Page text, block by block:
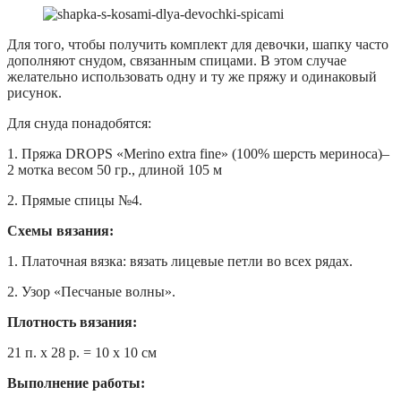
Для того, чтобы получить комплект для девочки, шапку часто
дополняют снудом, связанным спицами. В этом случае
желательно использовать одну и ту же пряжу и одинаковый
рисунок.
Для снуда понадобятся:
1. Пряжа DROPS «Merino extra fine» (100% шерсть мериноса)–
2 мотка весом 50 гр., длиной 105 м
2. Прямые спицы №4.
Схемы вязания:
1. Платочная вязка: вязать лицевые петли во всех рядах.
2. Узор «Песчаные волны».
Плотность вязания:
21 п. х 28 р. = 10 х 10 см
Выполнение работы: